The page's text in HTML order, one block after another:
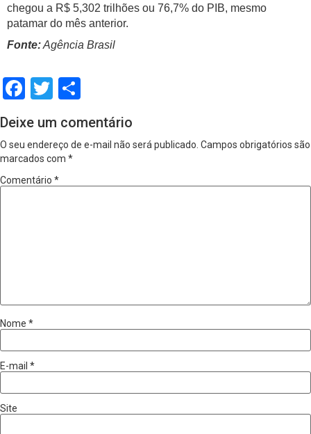
chegou a R$ 5,302 trilhões ou 76,7% do PIB, mesmo
patamar do mês anterior.
Fonte:Agência Brasil
Facebook
Twitter
Deixe um comentário
O seu endereço de e-mail não será publicado. Campos obrigatórios são
marcados com *
Comentário *
Nome *
E-mail *
Site